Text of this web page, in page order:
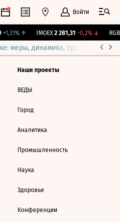
Войти
+1,31%↑ IMOEX 2 281,31 -0,2%↓
меры, динамика, прогнозы
Наши проекты
ВЕДЫ
Город
Аналитика
Промышленность
Наука
Здоровье
Конференции